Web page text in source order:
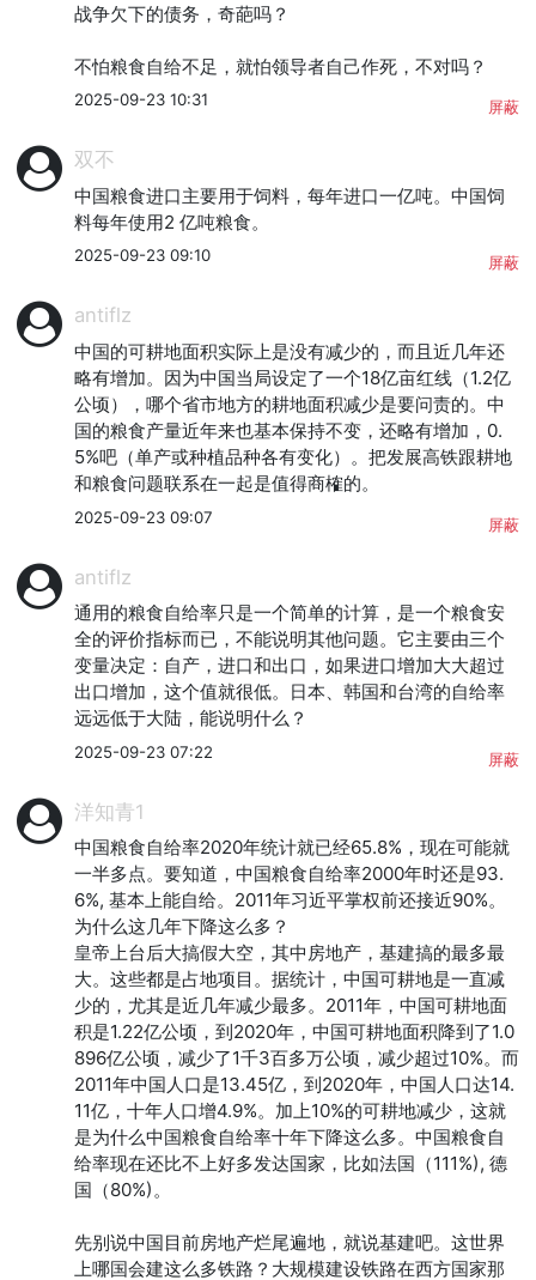
战争欠下的债务，奇葩吗？
不怕粮食自给不足，就怕领导者自己作死，不对吗？
2025-09-23 10:31 屏蔽
双不
中国粮食进口主要用于饲料，每年进口一亿吨。中国饲
料每年使用2 亿吨粮食。
2025-09-23 09:10 屏蔽
antiflz
中国的可耕地面积实际上是没有减少的，而且近几年还
略有增加。因为中国当局设定了一个18亿亩红线（1.2亿
公顷），哪个省市地方的耕地面积减少是要问责的。中
国的粮食产量近年来也基本保持不变，还略有增加，0.
5%吧（单产或种植品种各有变化）。把发展高铁跟耕地
和粮食问题联系在一起是值得商榷的。
2025-09-23 09:07 屏蔽
antiflz
通用的粮食自给率只是一个简单的计算，是一个粮食安
全的评价指标而已，不能说明其他问题。它主要由三个
变量决定：自产，进口和出口，如果进口增加大大超过
出口增加，这个值就很低。日本、韩国和台湾的自给率
远远低于大陆，能说明什么？
2025-09-23 07:22 屏蔽
洋知青1
中国粮食自给率2020年统计就已经65.8%，现在可能就
一半多点。要知道，中国粮食自给率2000年时还是93.
6%, 基本上能自给。2011年习近平掌权前还接近90%。
为什么这几年下降这么多？
皇帝上台后大搞假大空，其中房地产，基建搞的最多最
大。这些都是占地项目。据统计，中国可耕地是一直减
少的，尤其是近几年减少最多。2011年，中国可耕地面
积是1.22亿公顷，到2020年，中国可耕地面积降到了1.0
896亿公顷，减少了1千3百多万公顷，减少超过10%。而
2011年中国人口是13.45亿，到2020年，中国人口达14.
11亿，十年人口增4.9%。加上10%的可耕地减少，这就
是为什么中国粮食自给率十年下降这么多。中国粮食自
给率现在还比不上好多发达国家，比如法国（111%), 德
国（80%)。
先别说中国目前房地产烂尾遍地，就说基建吧。这世界
上哪国会建这么多铁路？大规模建设铁路在西方国家那